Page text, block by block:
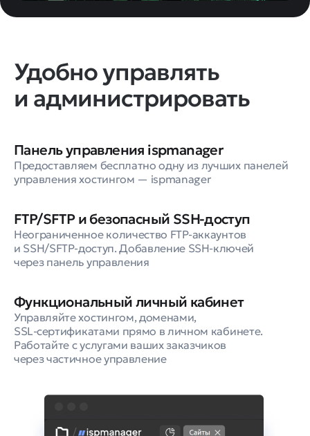
Удобно управлять
и администрировать
Панель управления ispmanager
Предоставляем бесплатно одну из лучших панелей
управления хостингом — ispmanager
FTP/SFTP и безопасный SSH⁠-⁠доступ
Неограниченное количество FTP⁠-⁠аккаунтов
и SSH/SFTP⁠-⁠доступ. Добавление SSH⁠-⁠ключей
через панель управления
Функциональный личный кабинет
Управляйте хостингом, доменами,
SSL⁠-⁠сертификатами прямо в личном кабинете.
Работайте с услугами ваших заказчиков
через частичное управление